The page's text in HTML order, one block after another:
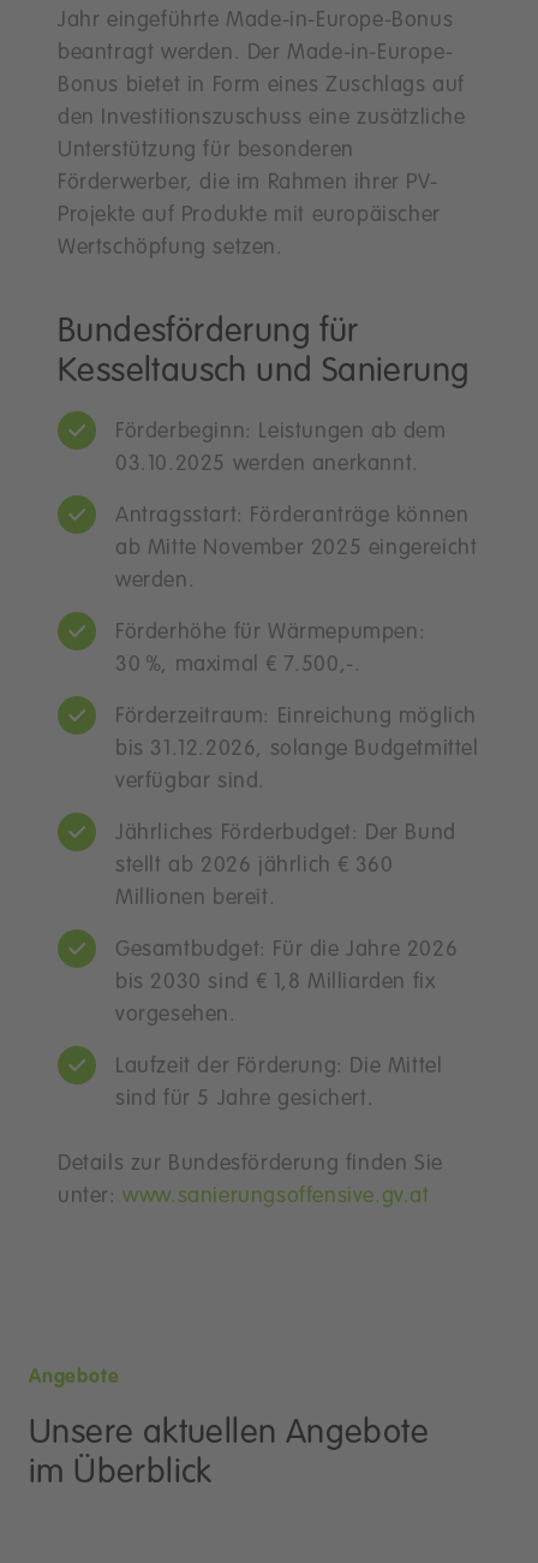
Jahr eingeführte Made-in-Europe-Bonus
beantragt werden. Der Made-in-Europe-
Bonus bietet in Form eines Zuschlags auf
den Investitionszuschuss eine zusätzliche
Unterstützung für besonderen
Förderwerber, die im Rahmen ihrer PV-
Projekte auf Produkte mit europäischer
Wertschöpfung setzen.
Bundesförderung für
Kesseltausch und Sanierung
Förderbeginn: Leistungen ab dem
03.10.2025 werden anerkannt.
Antragsstart: Förderanträge können
ab Mitte November 2025 eingereicht
werden.
Förderhöhe für Wärmepumpen:
30 %, maximal € 7.500,-.
Förderzeitraum: Einreichung möglich
bis 31.12.2026, solange Budgetmittel
verfügbar sind.
Jährliches Förderbudget: Der Bund
stellt ab 2026 jährlich € 360
Millionen bereit.
Gesamtbudget: Für die Jahre 2026
bis 2030 sind € 1,8 Milliarden fix
vorgesehen.
Laufzeit der Förderung: Die Mittel
sind für 5 Jahre gesichert.
Details zur Bundesförderung finden Sie
unter:www.sanierungsoffensive.gv.at
Angebote
Unsere aktuellen Angebote
im Überblick